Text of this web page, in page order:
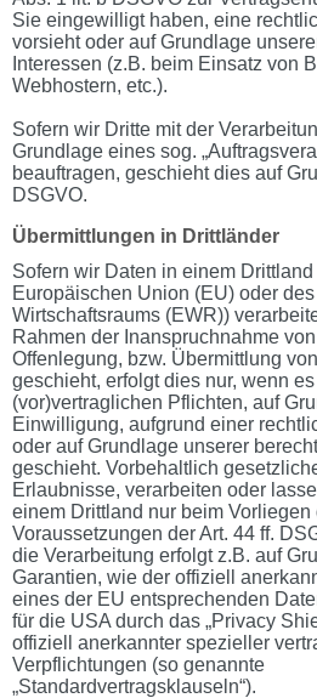
Sie eingewilligt haben, eine
vorsieht oder auf Grundlage
Interessen (z.B. beim Einsatz von
Webhostern, etc.).
Sofern wir Dritte mit der
Grundlage eines sog.
beauftragen, geschieht dies auf
DSGVO.
Übermittlungen in Drittländer
Sofern wir Daten in einem
Europäischen Union (EU) oder
Wirtschaftsraums (EWR))
Rahmen der Inanspruchnahme
Offenlegung, bzw. Übermittlung
geschieht, erfolgt dies nur, wenn
(vor)vertraglichen Pflichten, auf
Einwilligung, aufgrund einer
oder auf Grundlage unserer
geschieht. Vorbehaltlich
Erlaubnisse, verarbeiten oder
einem Drittland nur beim Vorliegen
Voraussetzungen der Art. 44 ff.
die Verarbeitung erfolgt z.B. auf
Garantien, wie der offiziell
eines der EU entsprechenden
für die USA durch das „Privacy
offiziell anerkannter spezieller
Verpflichtungen (so genannte
„Standardvertragsklauseln“).